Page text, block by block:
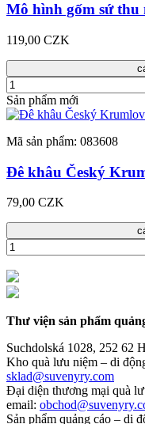
Mô hình gốm sứ
119,00 CZK
Sản phẩm mới
Mã sản phẩm: 083608
Đê khâu Český
79,00 CZK
Thư viện sản phẩm
Suchdolská 1028, 252 62
Kho quà lưu niệm – di
sklad@suvenyry.com
Đại diện thương mại quà
email:
Sản phẩm quảng cáo – di